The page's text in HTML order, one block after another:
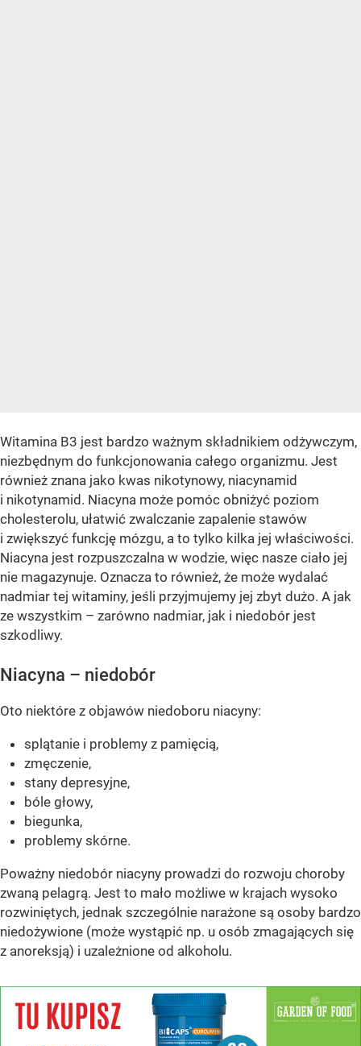
Witamina B3 jest bardzo ważnym składnikiem odżywczym,
niezbędnym do funkcjonowania całego organizmu. Jest
również znana jako kwas nikotynowy, niacynamid
i nikotynamid. Niacyna może pomóc obniżyć poziom
cholesterolu, ułatwić zwalczanie zapalenie stawów
i zwiększyć funkcję mózgu, a to tylko kilka jej właściwości.
Niacyna jest rozpuszczalna w wodzie, więc nasze ciało jej
nie magazynuje. Oznacza to również, że może wydalać
nadmiar tej witaminy, jeśli przyjmujemy jej zbyt dużo. A jak
ze wszystkim – zarówno nadmiar, jak i niedobór jest
szkodliwy.
Niacyna – niedobór
Oto niektóre z objawów niedoboru niacyny:
splątanie i problemy z pamięcią,
zmęczenie,
stany depresyjne,
bóle głowy,
biegunka,
problemy skórne.
Poważny niedobór niacyny prowadzi do rozwoju choroby
zwaną pelagrą. Jest to mało możliwe w krajach wysoko
rozwiniętych, jednak szczególnie narażone są osoby bardzo
niedożywione (może wystąpić np. u osób zmagających się
z anoreksją) i uzależnione od alkoholu.